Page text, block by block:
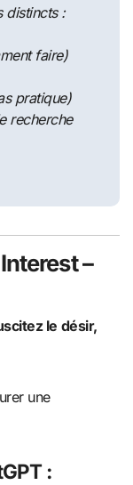
distincts :
faire)
pratique)
recherche
–
le désir,
une
: